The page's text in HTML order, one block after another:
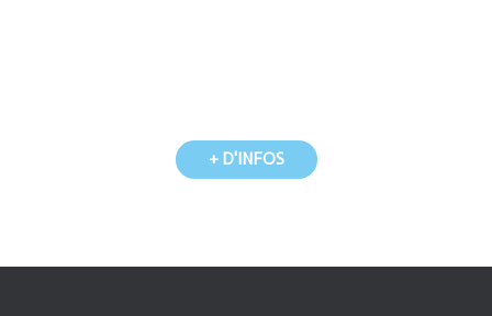
+ D'INFOS